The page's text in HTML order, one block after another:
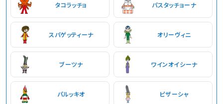
タコラッチョ パスタッチョーナ
スパゲッティーナ オリーヴィニ
ブーツナ ワインオイシーナ
パルッキオ ピザーシャ